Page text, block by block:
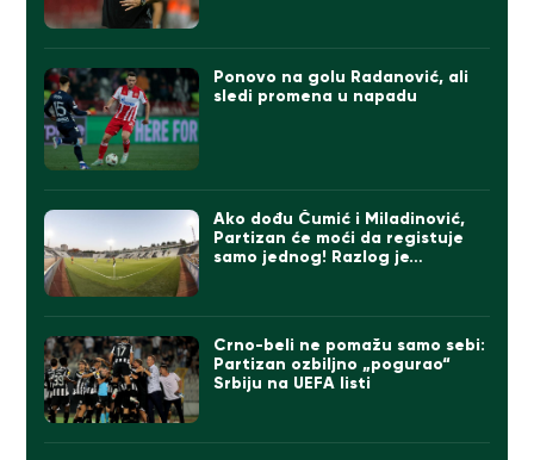
Ponovo na golu Radanović, ali
sledi promena u napadu
Ako dođu Čumić i Miladinović,
Partizan će moći da registuje
samo jednog! Razlog je…
Crno-beli ne pomažu samo sebi:
Partizan ozbiljno „pogurao“
Srbiju na UEFA listi